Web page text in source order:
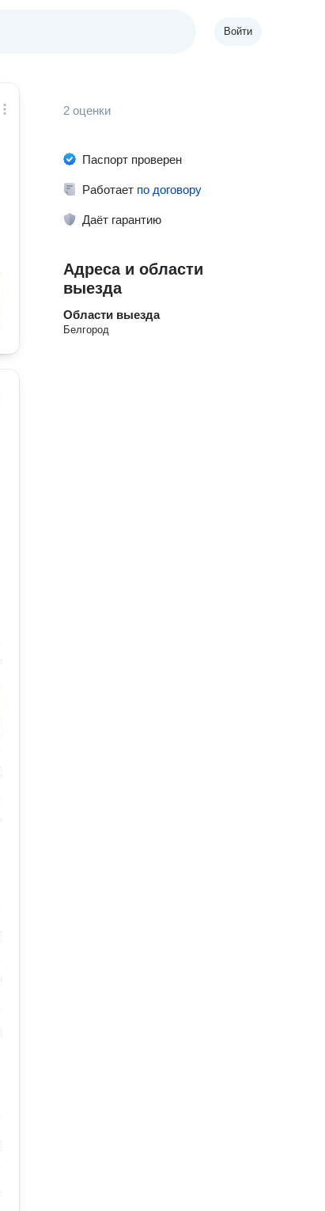
Войти
2 оценки
Паспорт проверен
Работает по договору
Даёт гарантию
Адреса и области
выезда
Области выезда
Белгород